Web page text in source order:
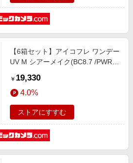
【6箱セット】アイコフレ ワンデー
UV M シアーメイク(BC8.7 /PWR-
￥ 19,330
4.0%
ストアにすすむ